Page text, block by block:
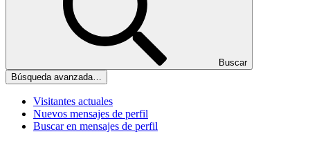
Buscar
Búsqueda avanzada…
Visitantes actuales
Nuevos mensajes de perfil
Buscar en mensajes de perfil